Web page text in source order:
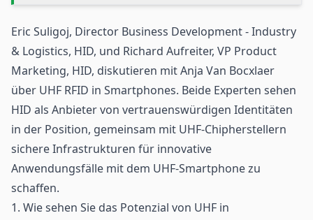
Eric Suligoj, Director Business Development - Industry
& Logistics, HID, und Richard Aufreiter, VP Product
Marketing, HID, diskutieren mit Anja Van Bocxlaer
über UHF RFID in Smartphones. Beide Experten sehen
HID als Anbieter von vertrauenswürdigen Identitäten
in der Position, gemeinsam mit UHF-Chipherstellern
sichere Infrastrukturen für innovative
Anwendungsfälle mit dem UHF-Smartphone zu
schaffen.
1. Wie sehen Sie das Potenzial von UHF in